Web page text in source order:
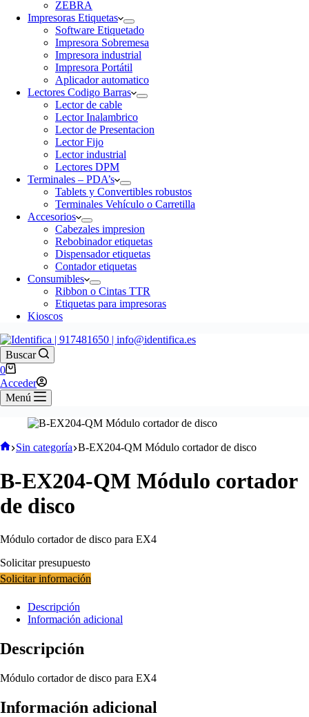
ZEBRA
Impresoras Etiquetas
Software Etiquetado
Impresora Sobremesa
Impresora industrial
Impresora Portátil
Aplicador automatico
Lectores Codigo Barras
Lector de cable
Lector Inalambrico
Lector de Presentacion
Lector Fijo
Lector industrial
Lectores DPM
Terminales – PDA’s
Tablets y Convertibles robustos
Terminales Vehículo o Carretilla
Accesorios
Cabezales impresion
Rebobinador etiquetas
Dispensador etiquetas
Contador etiquetas
Consumibles
Ribbon o Cintas TTR
Etiquetas para impresoras
Kioscos
Buscar
Carro
de
compra
0
Acceder
Menú
Inicio
Sin categoría B-EX204-QM Módulo cortador de disco
B-EX204-QM Módulo cortador
de disco
Módulo cortador de disco para EX4
Solicitar presupuesto
Solicitar información
Descripción
Información adicional
Descripción
Módulo cortador de disco para EX4
Información adicional